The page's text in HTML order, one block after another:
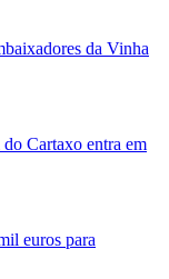
da Vinha
Cartaxo entra em
euros para